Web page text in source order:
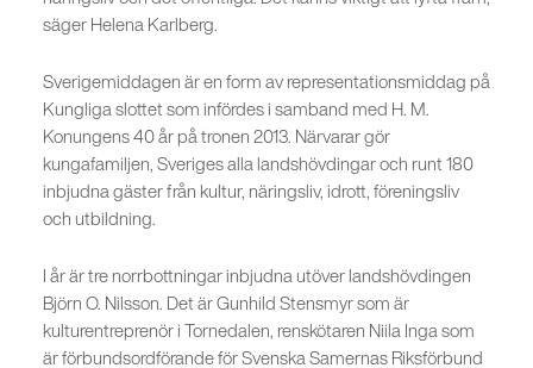
säger Helena Karlberg.
Sverigemiddagen är en form av representationsmiddag på
Kungliga slottet som infördes i samband med H. M.
Konungens 40 år på tronen 2013. Närvarar gör
kungafamiljen, Sveriges alla landshövdingar och runt 180
inbjudna gäster från kultur, näringsliv, idrott, föreningsliv
och utbildning.
I år är tre norrbottningar inbjudna utöver landshövdingen
Björn O. Nilsson. Det är Gunhild Stensmyr som är
kulturentreprenör i Tornedalen, renskötaren Niila Inga som
är förbundsordförande för Svenska Samernas Riksförbund